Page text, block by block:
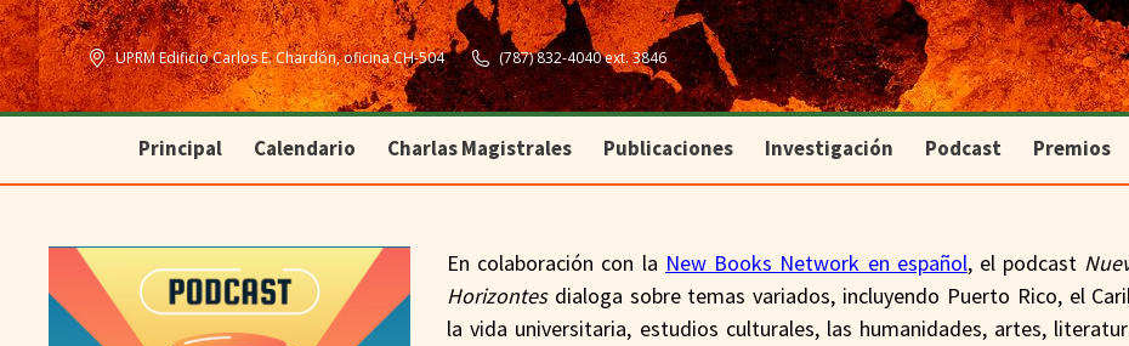
UPRM Edificio Carlos E. Chardón, oficina CH-504 (787) 832-4040 ext. 3846
Principal Calendario Charlas Magistrales Publicaciones Investigación Podcast Premios
En colaboración con la New Books Network en español, el podcast
Horizontesdialoga sobre temas variados, incluyendo Puerto Rico, el
la vida universitaria, estudios culturales, las humanidades, artes,
Principal Calendario Charlas Magistrales Publicaciones Investigación Podcast Premios